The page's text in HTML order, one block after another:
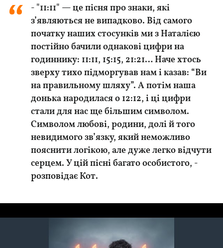
- "11:11" — це пісня про знаки, які
з’являються не випадково. Від самого
початку наших стосунків ми з Наталією
постійно бачили однакові цифри на
годиннику: 11:11, 15:15, 21:21… Наче хтось
зверху тихо підморгував нам і казав: “Ви
на правильному шляху”. А потім наша
донька народилася о 12:12, і ці цифри
стали для нас ще більшим символом.
Символом любові, родини, долі й того
невидимого зв’язку, який неможливо
пояснити логікою, але дуже легко відчути
серцем. У цій пісні багато особистого, -
розповідає Кот.